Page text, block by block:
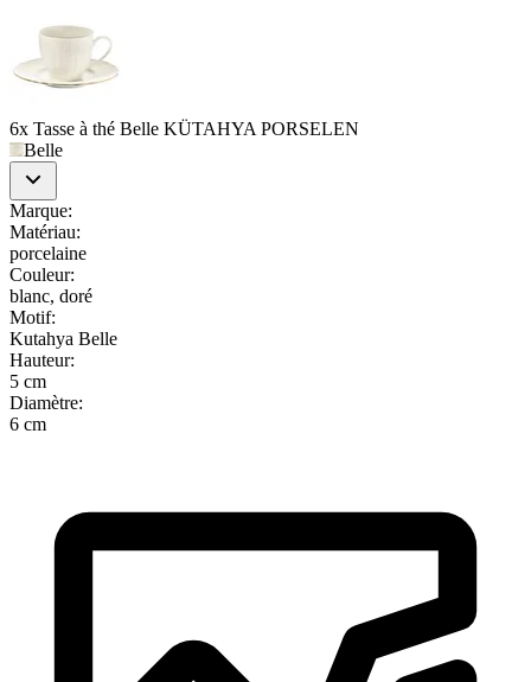
6x Tasse à thé Belle KÜTAHYA PORSELEN
Belle
Marque:
Matériau:
porcelaine
Couleur:
blanc, doré
Motif:
Kutahya Belle
Hauteur:
5 cm
Diamètre:
6 cm